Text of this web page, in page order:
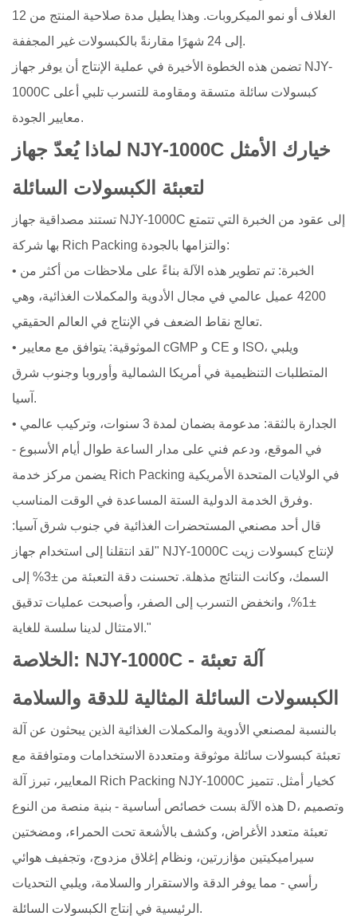
الغلاف أو نمو الميكروبات. وهذا يطيل مدة صلاحية المنتج من 12
إلى 24 شهرًا مقارنةً بالكبسولات غير المجففة.
تضمن هذه الخطوة الأخيرة في عملية الإنتاج أن يوفر جهاز NJY-
1000C كبسولات سائلة متسقة ومقاومة للتسرب تلبي أعلى
معايير الجودة.
لماذا يُعدّ جهاز NJY-1000C خيارك الأمثل
لتعبئة الكبسولات السائلة
تستند مصداقية جهاز NJY-1000C إلى عقود من الخبرة التي تتمتع
بها شركة Rich Packing والتزامها بالجودة:
• الخبرة: تم تطوير هذه الآلة بناءً على ملاحظات من أكثر من
4200 عميل عالمي في مجال الأدوية والمكملات الغذائية، وهي
تعالج نقاط الضعف في الإنتاج في العالم الحقيقي.
• الموثوقية: يتوافق مع معايير cGMP و CE و ISO، ويلبي
المتطلبات التنظيمية في أمريكا الشمالية وأوروبا وجنوب شرق
آسيا.
• الجدارة بالثقة: مدعومة بضمان لمدة 3 سنوات، وتركيب عالمي
في الموقع، ودعم فني على مدار الساعة طوال أيام الأسبوع -
يضمن مركز خدمة Rich Packing في الولايات المتحدة الأمريكية
وفرق الخدمة الدولية الستة المساعدة في الوقت المناسب.
قال أحد مصنعي المستحضرات الغذائية في جنوب شرق آسيا:
"لقد انتقلنا إلى استخدام جهاز NJY-1000C لإنتاج كبسولات زيت
السمك، وكانت النتائج مذهلة. تحسنت دقة التعبئة من ±3% إلى
±1%، وانخفض التسرب إلى الصفر، وأصبحت عمليات تدقيق
الامتثال لدينا سلسة للغاية."
الخلاصة: NJY-1000C - آلة تعبئة
الكبسولات السائلة المثالية للدقة والسلامة
بالنسبة لمصنعي الأدوية والمكملات الغذائية الذين يبحثون عن آلة
تعبئة كبسولات سائلة موثوقة ومتعددة الاستخدامات ومتوافقة مع
المعايير، تبرز آلة Rich Packing NJY-1000C كخيار أمثل. تتميز
هذه الآلة بست خصائص أساسية - بنية منصة من النوع D، وتصميم
تعبئة متعدد الأغراض، وكشف بالأشعة تحت الحمراء، ومضختين
سيراميكيتين مؤازرتين، ونظام إغلاق مزدوج، وتجفيف هوائي
رأسي - مما يوفر الدقة والاستقرار والسلامة، ويلبي التحديات
الرئيسية في إنتاج الكبسولات السائلة.